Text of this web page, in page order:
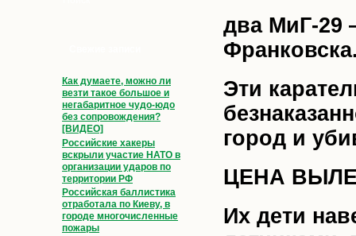
Как думаете, можно ли
везти такое большое и
негабаритное чудо-юдо
без сопровождения?
[ВИДЕО]
Российские хакеры
вскрыли участие НАТО в
организации ударов по
территории РФ
Российская баллистика
отработала по Киеву, в
городе многочисленные
пожары
два МиГ-29
Эти
город и
ЦЕНА
Их дети